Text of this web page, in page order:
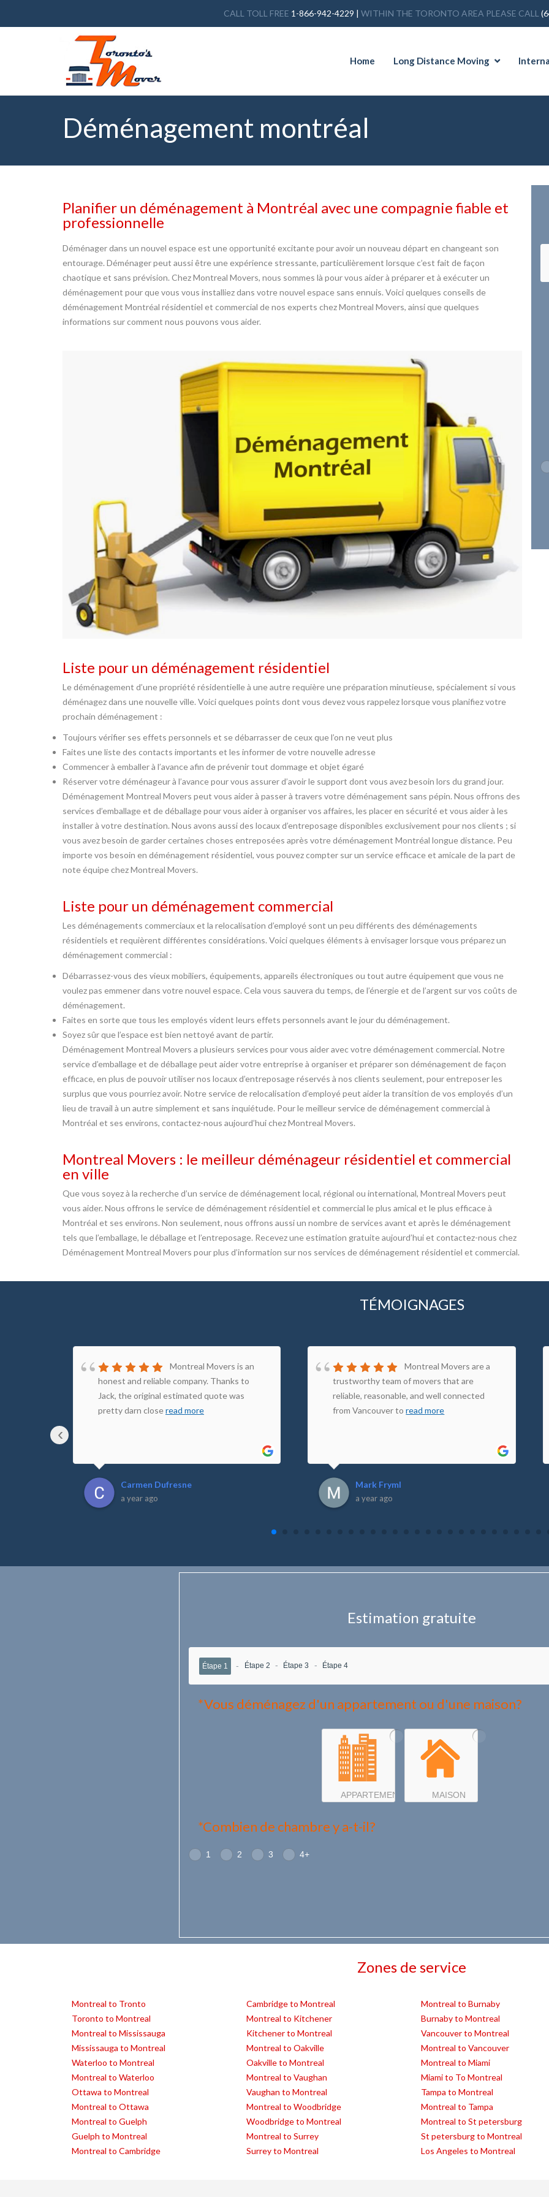
CALL TOLL FREE 1-866-942-4229 | WITHIN THE TORONTO AREA PLEASE CALL
Home Long Distance Moving
Déménagement montréal
Planifier un déménagement à Montréal avec une compagnie fiable et
professionnelle
Déménager dans un nouvel espace est une opportunité excitante pour avoir un nouveau départ en changeant son
entourage. Déménager peut aussi être une expérience stressante, particulièrement lorsque c’est fait de façon
chaotique et sans prévision. Chez Montreal Movers, nous sommes là pour vous aider à préparer et à exécuter un
déménagement pour que vous vous installiez dans votre nouvel espace sans ennuis. Voici quelques conseils de
déménagement Montréal résidentiel et commercial de nos experts chez Montreal Movers, ainsi que quelques
informations sur comment nous pouvons vous aider.
Liste pour un déménagement résidentiel
Le déménagement d’une propriété résidentielle à une autre requière une préparation minutieuse, spécialement si vous
déménagez dans une nouvelle ville. Voici quelques points dont vous devez vous rappelez lorsque vous planifiez votre
prochain déménagement :
Toujours vérifier ses effets personnels et se débarrasser de ceux que l’on ne veut plus
Faites une liste des contacts importants et les informer de votre nouvelle adresse
Commencer à emballer à l’avance afin de prévenir tout dommage et objet égaré
Réserver votre déménageur à l’avance pour vous assurer d’avoir le support dont vous avez besoin lors du grand jour.
Déménagement Montreal Movers peut vous aider à passer à travers votre déménagement sans pépin. Nous offrons des
services d’emballage et de déballage pour vous aider à organiser vos affaires, les placer en sécurité et vous aider à les
installer à votre destination. Nous avons aussi des locaux d’entreposage disponibles exclusivement pour nos clients ; si
vous avez besoin de garder certaines choses entreposées après votre déménagement Montréal longue distance. Peu
importe vos besoin en déménagement résidentiel, vous pouvez compter sur un service efficace et amicale de la part de
note équipe chez Montreal Movers.
Liste pour un déménagement commercial
Les déménagements commerciaux et la relocalisation d’employé sont un peu différents des déménagements
résidentiels et requièrent différentes considérations. Voici quelques éléments à envisager lorsque vous préparez un
déménagement commercial :
Débarrassez-vous des vieux mobiliers, équipements, appareils électroniques ou tout autre équipement que vous ne
voulez pas emmener dans votre nouvel espace. Cela vous sauvera du temps, de l’énergie et de l’argent sur vos coûts de
déménagement.
Faites en sorte que tous les employés vident leurs effets personnels avant le jour du déménagement.
Soyez sûr que l’espace est bien nettoyé avant de partir.
Déménagement Montreal Movers a plusieurs services pour vous aider avec votre déménagement commercial. Notre
service d’emballage et de déballage peut aider votre entreprise à organiser et préparer son déménagement de façon
efficace, en plus de pouvoir utiliser nos locaux d’entreposage réservés à nos clients seulement, pour entreposer les
surplus que vous pourriez avoir. Notre service de relocalisation d’employé peut aider la transition de vos employés d’un
lieu de travail à un autre simplement et sans inquiétude. Pour le meilleur service de déménagement commercial à
Montréal et ses environs, contactez-nous aujourd’hui chez Montreal Movers.
Montreal Movers : le meilleur déménageur résidentiel et commercial
en ville
Que vous soyez à la recherche d’un service de déménagement local, régional ou international, Montreal Movers peut
vous aider. Nous offrons le service de déménagement résidentiel et commercial le plus amical et le plus efficace à
Montréal et ses environs. Non seulement, nous offrons aussi un nombre de services avant et après le déménagement
tels que l’emballage, le déballage et l’entreposage. Recevez une estimation gratuite aujourd’hui et contactez-nous chez
Déménagement Montreal Movers pour plus d’information sur nos services de déménagement résidentiel et commercial.
TÉMOIGNAGES
Montreal Movers is an
honest and reliable company. Thanks to
Jack, the original estimated quote was
pretty darn closeread more
Carmen Dufresne
a year ago
Montreal Movers are a
trustworthy team of movers that are
reliable, reasonable, and well connected
from Vancouver toread more
Mark Fryml
a year ago
‹
Estimation gratuite
Étape 1 Étape 2 Étape 3 Étape 4
*Vous déménagez d'un appartement ou d'une maison?
APPARTEMENT MAISON
*Combien de chambre y a-t-il?
1 2 3 4+
Zones de service
Montreal to Tronto
Toronto to Montreal
Montreal to Mississauga
Mississauga to Montreal
Waterloo to Montreal
Montreal to Waterloo
Ottawa to Montreal
Montreal to Ottawa
Montreal to Guelph
Guelph to Montreal
Montreal to Cambridge
Cambridge to Montreal
Montreal to Kitchener
Kitchener to Montreal
Montreal to Oakville
Oakville to Montreal
Montreal to Vaughan
Vaughan to Montreal
Montreal to Woodbridge
Woodbridge to Montreal
Montreal to Surrey
Surrey to Montreal
Montreal to Burnaby
Burnaby to Montreal
Vancouver to Montreal
Montreal to Vancouver
Montreal to Miami
Miami to To Montreal
Tampa to Montreal
Montreal to Tampa
Montreal to St petersburg
St petersburg to Montreal
Los Angeles to Montreal